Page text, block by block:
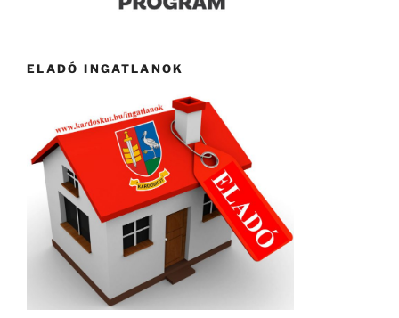
ELADÓ INGATLANOK